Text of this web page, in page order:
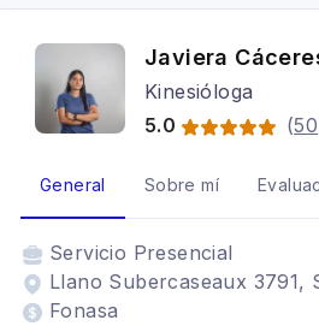
Javiera
Kinesióloga
5.0
(50
General Sobre mí
Servicio Presencial
Llano Subercaseaux 3791,
Fonasa